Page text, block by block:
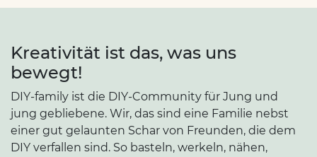
Kreativität ist das, was uns
bewegt!
DIY-family ist die DIY-Community für Jung und
jung gebliebene. Wir, das sind eine Familie nebst
einer gut gelaunten Schar von Freunden, die dem
DIY verfallen sind. So basteln, werkeln, nähen,